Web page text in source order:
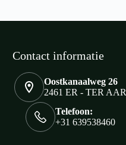
Contact informatie
Oostkanaalweg 26
2461 ER - TER AAR
Telefoon:
+31 639538460